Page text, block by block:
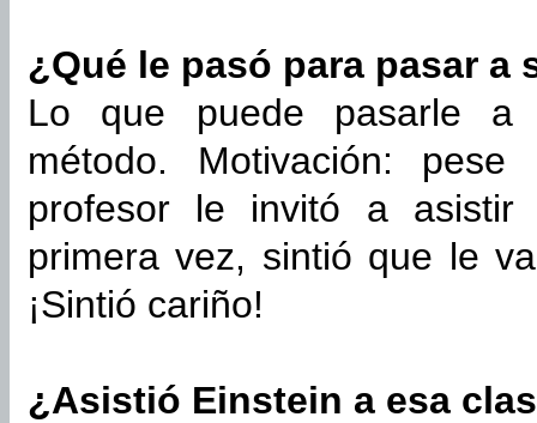
¿Qué le pasó para pasar a
Lo que puede pasarle a
método. Motivación:
profesor le invitó a
primera vez, sintió que le
¡Sintió cariño!
¿Asistió Einstein a esa